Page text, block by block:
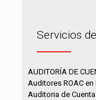
Servicios
AUDITORÍA DE
Auditores ROAC
Auditoria de